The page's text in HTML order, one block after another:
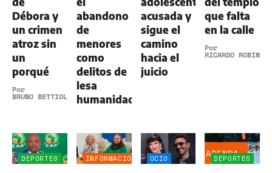
Débora y
un crimen
atroz sin
un
porqué
Por
BRUNO BETTIOL
abandono
de
menores
como
delitos de
lesa
humanidad
acusada y
sigue el
camino
hacia el
juicio
que falta
en la calle
Por
RICARDO ROBINS
DEPORTES
INFORMACIÓN
OCIO DEPORTES
AGENDA